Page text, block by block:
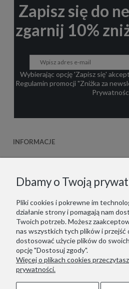
Zapisz się do
zgarnij 10%
Wybierając opcję 'Zapisz się'
Regulamin promocji "Zniżka za
INFORMACJE
KONTAKT
Jesteśmy zarejestrowani w
(Verpackungsregister):
Dbamy o Twoją
Pliki cookies i pokrewne im
działanie strony i pomagają nam
Twoich potrzeb. Możesz
nas wszystkich tych plików i przejść
dostosować użycie plików do
opcję "Dostosuj zgody".
Więcej o plikach cookies
prywatności.